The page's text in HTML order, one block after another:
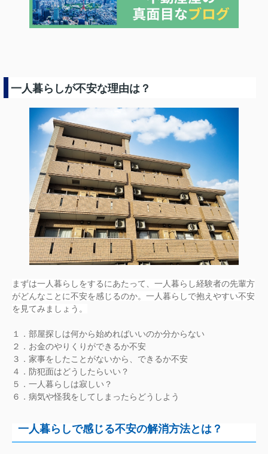
一人暮らしが不安な理由は？
まずは一人暮らしをするにあたって、一人暮らし経験者の先輩方
がどんなことに不安を感じるのか。一人暮らしで抱えやすい不安
を見てみましょう。
１．部屋探しは何から始めればいいのか分からない
２．お金のやりくりができるか不安
３．家事をしたことがないから、できるか不安
４．防犯面はどうしたらいい？
５．一人暮らしは寂しい？
６．病気や怪我をしてしまったらどうしよう
一人暮らしで感じる不安の解消方法とは？